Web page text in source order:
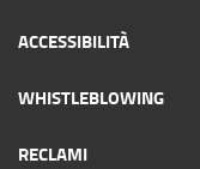
ACCESSIBILITÀ
WHISTLEBLOWING
RECLAMI